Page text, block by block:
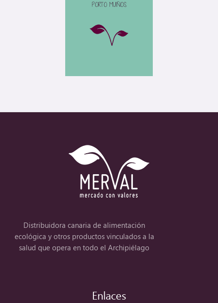
PORTO MUIÑOS
Distribuidora canaria de alimentación
ecológica y otros productos vinculados a la
salud que opera en todo el Archipiélago
Enlaces